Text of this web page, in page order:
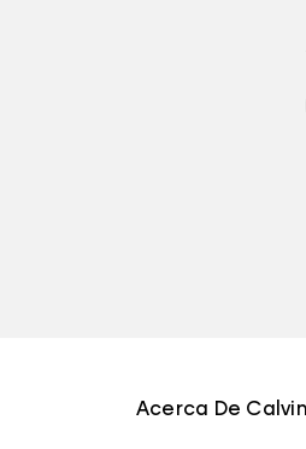
Acerca De